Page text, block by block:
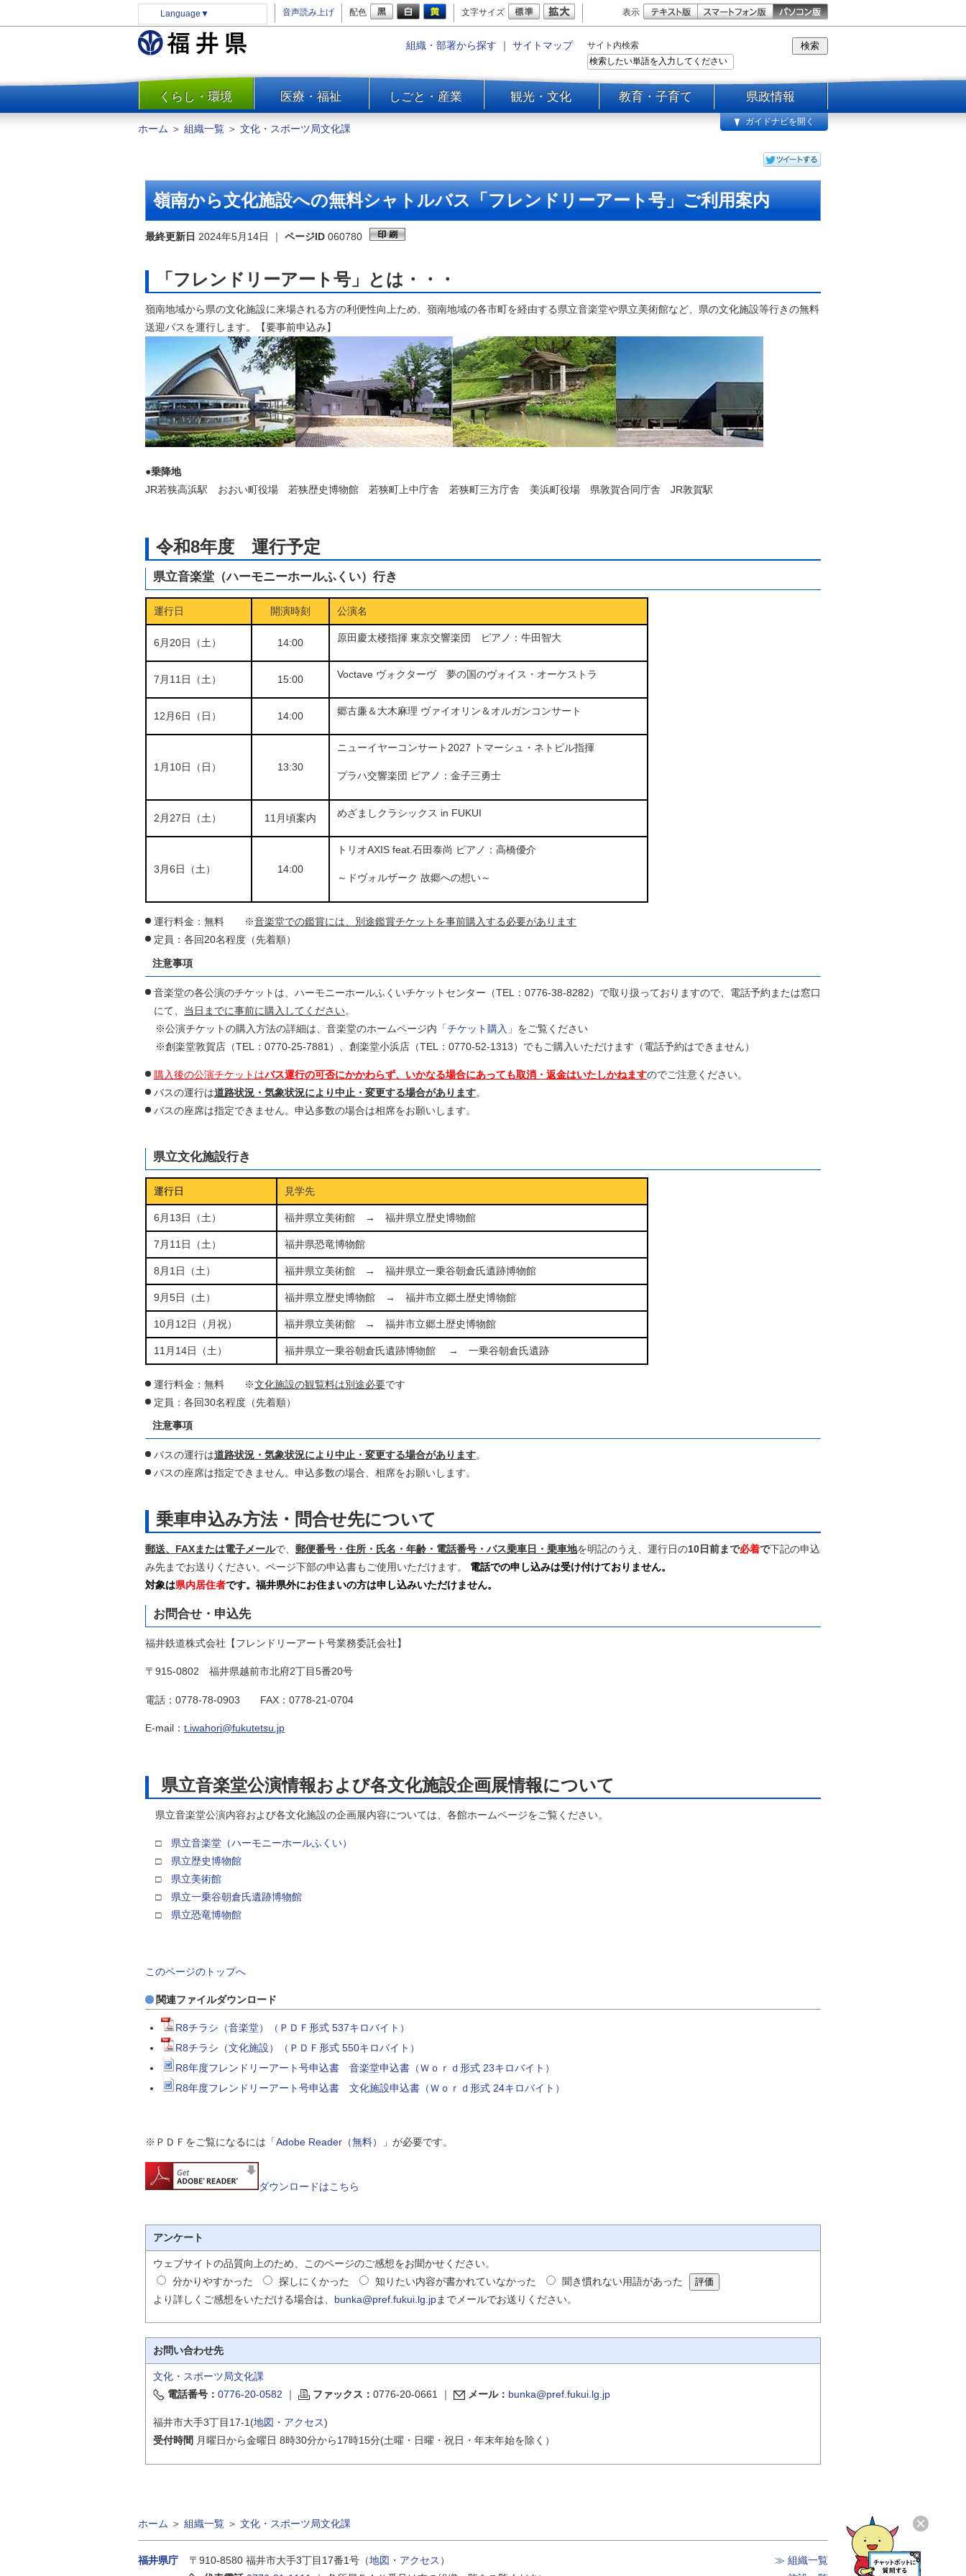
Language ▼ 音声読み上げ 配色 文字サイズ 表示
組織・部署から探す ｜ サイトマップ サイト内検索
一覧
くらし・環境 医療・福祉 しごと・産業 観光・文化 教育・子育て 県政情報
防災
水道・エネルギー
住まい・土地
環境問題・廃棄物対策・リサ
イクル
まちづくり
交通・道路
河川・砂防・港湾
自然
ホーム ＞ 組織一覧 ＞ 文化・スポーツ局文化課
ガイドナビを開く
嶺南から文化施設への無料シャトルバス「フレンドリーアート号」ご利用案内
最終更新日 2024年5月14日 ｜ ページID 060780
「フレンドリーアート号」とは・・・
嶺南地域から県の文化施設に来場される方の利便性向上ため、嶺南地域の各市町を経由する県立音楽堂や県立美術館など、県の文化施設等行きの無料
送迎バスを運行します。【要事前申込み】
●乗降地
JR若狭高浜駅 おおい町役場 若狭歴史博物館 若狭町上中庁舎 若狭町三方庁舎 美浜町役場 県敦賀合同庁舎 JR敦賀駅
令和8年度 運行予定
県立音楽堂（ハーモニーホールふくい）行き
運行日 開演時刻 公演名
6月20日（土） 14:00 原田慶太楼指揮 東京交響楽団 ピアノ：牛田智大
7月11日（土） 15:00 Voctave ヴォクターヴ 夢の国のヴォイス・オーケストラ
12月6日（日） 14:00 郷古廉＆大木麻理 ヴァイオリン＆オルガンコンサート
1月10日（日） 13:30
ニューイヤーコンサート2027 トマーシュ・ネトピル指揮
プラハ交響楽団 ピアノ：金子三勇士
2月27日（土） 11月頃案内 めざましクラシックス in FUKUI
3月6日（土） 14:00
トリオAXIS feat.石田泰尚 ピアノ：高橋優介
～ドヴォルザーク 故郷への想い～
運行料金：無料 ※音楽堂での鑑賞には、別途鑑賞チケットを事前購入する必要があります
定員：各回20名程度（先着順）
注意事項
音楽堂の各公演のチケットは、 ハーモニーホールふくいチケットセンター（TEL：0776-38-8282） で取り扱っておりますので、電話予約または窓口
にて、 当日までに事前に購入してください。
※公演チケットの購入方法の詳細は、音楽堂のホームページ内 「チケット購入」 をご覧ください
※創楽堂敦賀店（TEL：0770-25-7881）、創楽堂小浜店（TEL：0770-52-1313）でもご購入いただけます（電話予約はできません）
購入後の公演チケットはバス運行の可否にかかわらず、いかなる場合にあっても取消・返金はいたしかねますのでご注意ください。
バスの運行は道路状況・気象状況により中止・変更する場合があります。
バスの座席は指定できません。申込多数の場合は相席をお願いします。
県立文化施設行き
運行日 見学先
6月13日（土） 福井県立美術館 → 福井県立歴史博物館
7月11日（土） 福井県恐竜博物館
8月1日（土） 福井県立美術館 → 福井県立一乗谷朝倉氏遺跡博物館
9月5日（土） 福井県立歴史博物館 → 福井市立郷土歴史博物館
10月12日（月祝） 福井県立美術館 → 福井市立郷土歴史博物館
11月14日（土） 福井県立一乗谷朝倉氏遺跡博物館 → 一乗谷朝倉氏遺跡
運行料金：無料 ※文化施設の観覧料は別途必要です
定員：各回30名程度（先着順）
注意事項
バスの運行は道路状況・気象状況により中止・変更する場合があります。
バスの座席は指定できません。申込多数の場合、相席をお願いします。
乗車申込み方法・問合せ先について
郵送、FAXまたは電子メールで、 郵便番号・住所・氏名・年齢・電話番号・バス乗車日・乗車地を明記のうえ、運行日の10日前まで必着で下記の申込
み先までお送りください。ページ下部の申込書もご使用いただけます。 電話での申し込みは受け付けておりません。
対象は県内居住者です。福井県外にお住まいの方は申し込みいただけません。
お問合せ・申込先
福井鉄道株式会社【フレンドリーアート号業務委託会社】
〒915-0802 福井県越前市北府2丁目5番20号
電話：0778-78-0903 FAX：0778-21-0704
E-mail： t.iwahori@fukutetsu.jp
県立音楽堂公演情報および各文化施設企画展情報について
県立音楽堂公演内容および各文化施設の企画展内容については、各館ホームページをご覧ください。
□ 県立音楽堂（ハーモニーホールふくい）
□ 県立歴史博物館
□ 県立美術館
□ 県立一乗谷朝倉氏遺跡博物館
□ 県立恐竜博物館
このページのトップへ
関連ファイルダウンロード
R8チラシ（音楽堂）（ＰＤＦ形式 537キロバイト）
R8チラシ（文化施設）（ＰＤＦ形式 550キロバイト）
R8年度フレンドリーアート号申込書 音楽堂申込書（Ｗｏｒｄ形式 23キロバイト）
R8年度フレンドリーアート号申込書 文化施設申込書（Ｗｏｒｄ形式 24キロバイト）
※ＰＤＦをご覧になるには「Adobe Reader（無料） 」が必要です。
ダウンロードはこちら
アンケート
ウェブサイトの品質向上のため、このページのご感想をお聞かせください。
分かりやすかった
探しにくかった 知りたい内容が書かれていなかった
聞き慣れない用語があった
より詳しくご感想をいただける場合は、 bunka@pref.fukui.lg.jpまでメールでお送りください。
お問い合わせ先
文化・スポーツ局文化課
電話番号： 0776-20-0582 ｜ ファックス： 0776-20-0661 ｜ メール： bunka@pref.fukui.lg.jp
福井市大手3丁目17-1(地図・アクセス)
受付時間 月曜日から金曜日 8時30分から17時15分(土曜・日曜・祝日・年末年始を除く）
ホーム ＞ 組織一覧 ＞ 文化・スポーツ局文化課
福井県庁 〒910-8580 福井市大手3丁目17番1号（地図・アクセス ）
≫ 組織一覧